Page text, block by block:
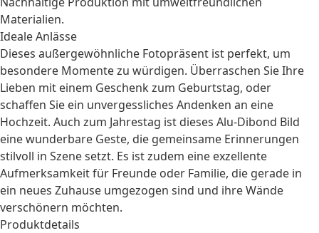
Materialien.
Ideale Anlässe
Dieses außergewöhnliche Fotopräsent ist perfekt, um
besondere Momente zu würdigen. Überraschen Sie Ihre
Lieben mit einem Geschenk zum Geburtstag, oder
schaffen Sie ein unvergessliches Andenken an eine
Hochzeit. Auch zum Jahrestag ist dieses Alu-Dibond Bild
eine wunderbare Geste, die gemeinsame Erinnerungen
stilvoll in Szene setzt. Es ist zudem eine exzellente
Aufmerksamkeit für Freunde oder Familie, die gerade in
ein neues Zuhause umgezogen sind und ihre Wände
verschönern möchten.
Produktdetails